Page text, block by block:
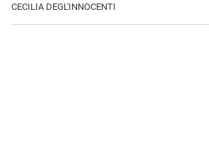
CECILIA DEGL'INNOCENTI